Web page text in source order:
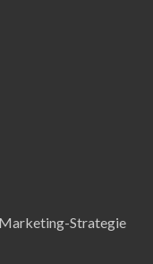
Strategie